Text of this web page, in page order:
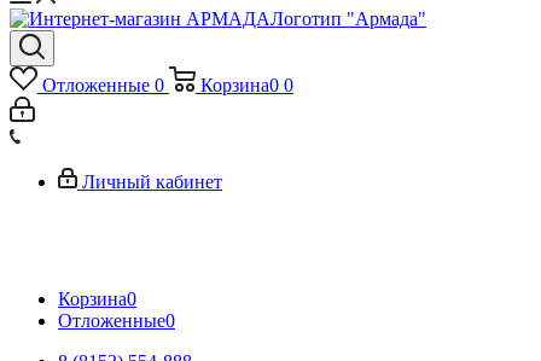
Логотип "Армада"
Отложенные 0 Корзина0 0
Личный кабинет
Корзина0
Отложенные0